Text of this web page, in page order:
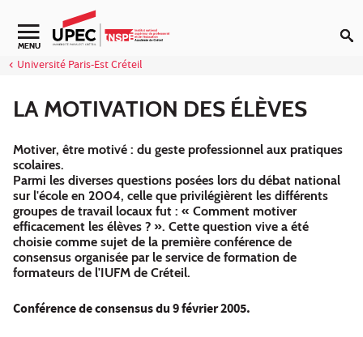
Aller au contenu
MENU
Université Paris-Est Créteil
LA MOTIVATION DES ÉLÈVES
Motiver, être motivé : du geste professionnel aux pratiques
scolaires.
Parmi les diverses questions posées lors du débat national
sur l'école en 2004, celle que privilégièrent les différents
groupes de travail locaux fut : « Comment motiver
efficacement les élèves ? ». Cette question vive a été
choisie comme sujet de la première conférence de
consensus organisée par le service de formation de
formateurs de l'IUFM de Créteil.
Conférence de consensus du 9 février 2005.